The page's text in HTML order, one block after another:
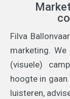
Filva
marketing.
(visuele)
hoogte in
luisteren,